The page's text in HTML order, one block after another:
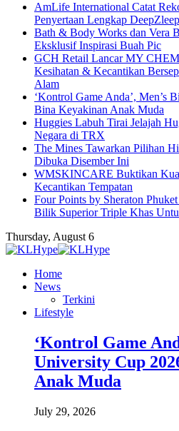
AmLife International Catat
Penyertaan Lengkap
Bath & Body Works dan Vera
Eksklusif Inspirasi Buah Pic
GCH Retail Lancar MY
Kesihatan & Kecantikan
Alam
‘Kontrol Game Anda’, Men’s
Bina Keyakinan Anak Muda
Huggies Labuh Tirai Jelajah
Negara di TRX
The Mines Tawarkan Pilihan
Dibuka Disember Ini
WMSKINCARE Buktikan
Kecantikan Tempatan
Four Points by Sheraton
Bilik Superior Triple Khas
Thursday, August 6
Home
News
Terkini
Lifestyle
‘Kontrol Game
University Cup
Anak Muda
July 29, 2026